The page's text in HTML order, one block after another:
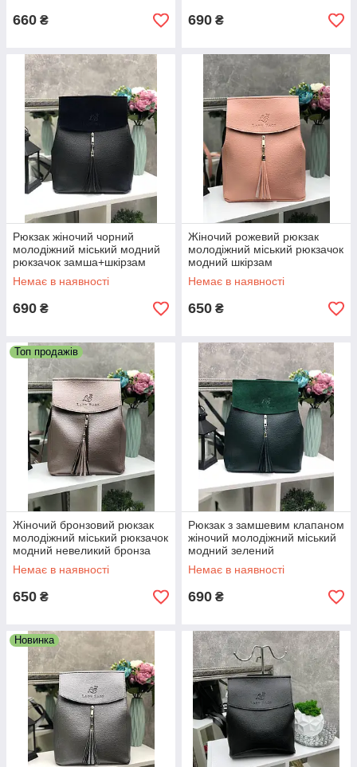
660 ₴ 690 ₴
Рюкзак жіночий чорний
молодіжний міський модний
рюкзачок замша+шкірзам
Немає в наявності
690 ₴
Жіночий рожевий рюкзак
молодіжний міський рюкзачок
модний шкірзам
Немає в наявності
650 ₴
Топ продажів
Жіночий бронзовий рюкзак
молодіжний міський рюкзачок
модний невеликий бронза
кожзам
Немає в наявності
650 ₴
Рюкзак з замшевим клапаном
жіночий молодіжний міський
модний зелений
замша+шкірзам
Немає в наявності
690 ₴
Новинка